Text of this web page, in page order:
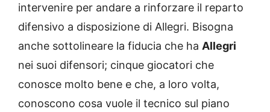
intervenire per andare a rinforzare il reparto
difensivo a disposizione di Allegri. Bisogna
anche sottolineare la fiducia che ha Allegri
nei suoi difensori; cinque giocatori che
conosce molto bene e che, a loro volta,
conoscono cosa vuole il tecnico sul piano